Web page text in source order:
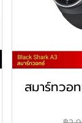
สมาร์ทวอ